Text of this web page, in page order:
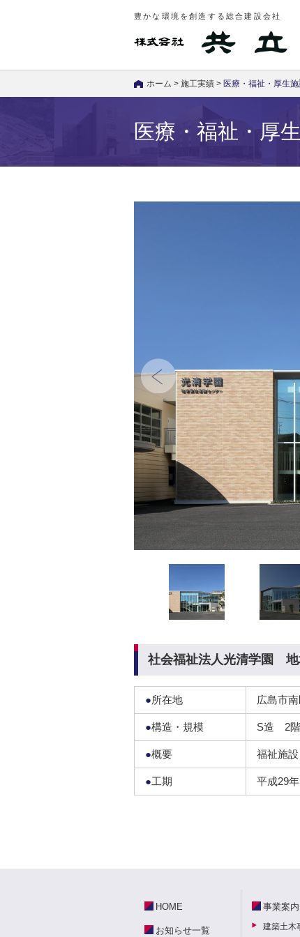
豊かな環境を創造する総合建設会社
ホーム > 施工実績 > 医療・福祉・厚生
医療・福祉・厚
社会福祉法人光清学園 地
●所在地 広島市
●構造・規模 S造 2階
●概要 福祉施設
●工期 平成29
HOME
お知らせ一覧
事業案内
建築土木